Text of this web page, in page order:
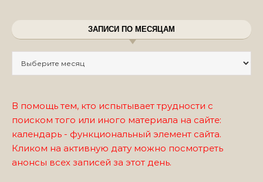
ЗАПИСИ ПО МЕСЯЦАМ
В помощь тем, кто испытывает трудности с
поиском того или иного материала на сайте:
календарь - функциональный элемент сайта.
Кликом на активную дату можно посмотреть
анонсы всех записей за этот день.